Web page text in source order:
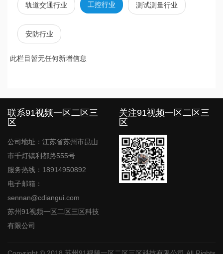
轨道交通行业 工控行业 测试测量行业
安防行业
此栏目暂无任何新增信息
导
联系91视频一区二区三
区
公司地址：江苏省苏州市昆山
市千灯镇利都路555号
服务热线：18914950892
电子邮箱：
sennan@cdiangui.com
苏州91视频一区二区三区科技
有限公司
关注91视频一区二区三
区